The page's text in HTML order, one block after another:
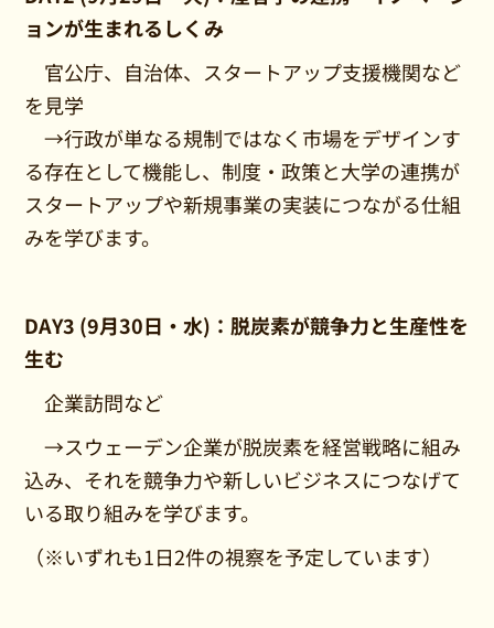
ョンが生まれるしくみ
官公庁、自治体、スタートアップ支援機関など
を見学
→行政が単なる規制ではなく市場をデザインす
る存在として機能し、制度・政策と大学の連携が
スタートアップや新規事業の実装につながる仕組
みを学びます。
DAY3 (9月30日・水)：脱炭素が競争力と生産性を
生む
企業訪問など
→スウェーデン企業が脱炭素を経営戦略に組み
込み、それを競争力や新しいビジネスにつなげて
いる取り組みを学びます。
（※いずれも1日2件の視察を予定しています）